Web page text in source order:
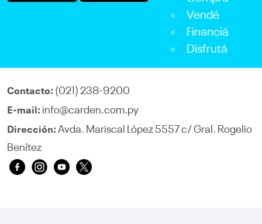
Vendé
Financiá
Disfrutá
Contacto: (021) 238-9200
E-mail: info@carden.com.py
Dirección: Avda. Mariscal López 5557 c/ Gral. Rogelio
Benítez